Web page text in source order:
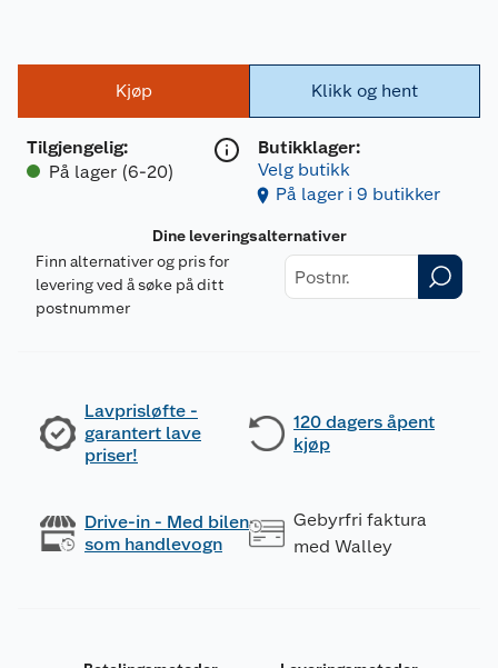
Kjøp
Tilgjengelig:
På lager (6-20)
Klikk og hent
Butikklager:
Velg butikk
På lager i 9 butikker
Dine leveringsalternativer
Finn alternativer og pris for
levering ved å søke på ditt
postnummer
Lavprisløfte -
garantert lave
priser!
120 dagers åpent
kjøp
Drive-in - Med bilen
som handlevogn
Gebyrfri faktura
med Walley